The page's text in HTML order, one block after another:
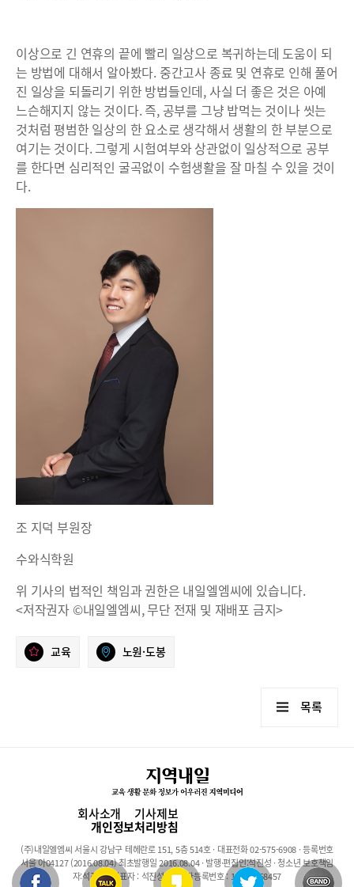
이상으로 긴 연휴의 끝에 빨리 일상으로 복귀하는데 도움이 되
는 방법에 대해서 알아봤다. 중간고사 종료 및 연휴로 인해 풀어
진 일상을 되돌리기 위한 방법들인데, 사실 더 좋은 것은 아예
느슨해지지 않는 것이다. 즉, 공부를 그냥 밥먹는 것이나 씻는
것처럼 평범한 일상의 한 요소로 생각해서 생활의 한 부분으로
여기는 것이다. 그렇게 시험여부와 상관없이 일상적으로 공부
를 한다면 심리적인 굴곡없이 수험생활을 잘 마칠 수 있을 것이
다.
조 지덕 부원장
수와식학원
위 기사의 법적인 책임과 권한은 내일엘엠씨에 있습니다.
<저작권자 ©내일엘엠씨, 무단 전재 및 재배포 금지>
교육 노원·도봉
목록
회사소개 기사제보
개인정보처리방침
(주)내일엘엠씨 서울시 강남구 테헤란로 151, 5층 514호 · 대표전화 02-575-6908 · 등록번호
서울 아04127 (2016.08.04) 최초발행일 2016.08.04 · 발행·편집인:석진성 · 청소년 보호책임
자:석진성 · 대표자 : 석진성 · 사업자등록번호 : 101-86-68457